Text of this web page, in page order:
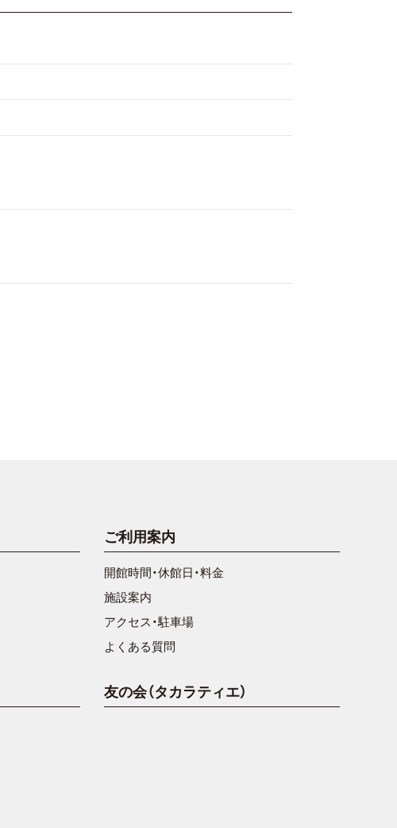
ご利用案内
開館時間・休館日・料金
施設案内
アクセス・駐車場
よくある質問
友の会（タカラティエ）